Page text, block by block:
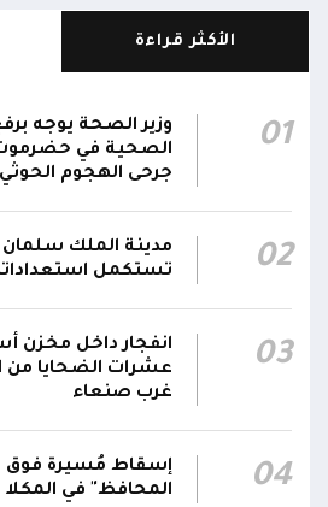
الجبهات والمحاور
بمختلف تشكيلاتها
06:00
استهداف وحداتنا دون رد
جديد بالإجراءات العسكرية
لتوجيهات القيادة
ومقتضيات الموقف
الناطق باسم القوات
وحدة المحاور والقيادة
الأكثر قراءة
01
وزير الصحة يوجه
الصحية في
جرحى الهجوم الحوثي
02
مدينة الملك سلمان
تستكمل
03
انفجار داخل مخزن
عشرات الضحايا من
غرب صنعاء
04
إسقاط مُسيرة
المحافظ" في المكلا